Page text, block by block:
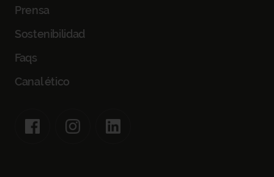
CÓDIGO PROMO
Prensa
Sostenibilidad
Faqs
Canal ético